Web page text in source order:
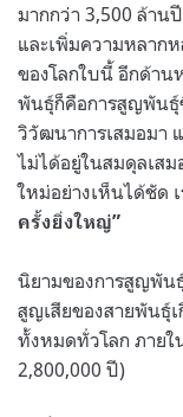
มากกว่า 3,500 ล้าน
และเพิ่มความหลาก
ของโลกใบนี้ อีกด้าน
พันธุ์ก็คือการสูญพันธุ์
วิวัฒนาการเสมอมา
ไม่ได้อยู่ในสมดุลเสม
ใหม่อย่างเห็นได้ชัด
ครั้งยิ่งใหญ่”
นิยามของการสูญพัน
สูญเสียของสายพันธุ์
ทั้งหมดทั่วโลก ภายใ
2,800,000 ปี)